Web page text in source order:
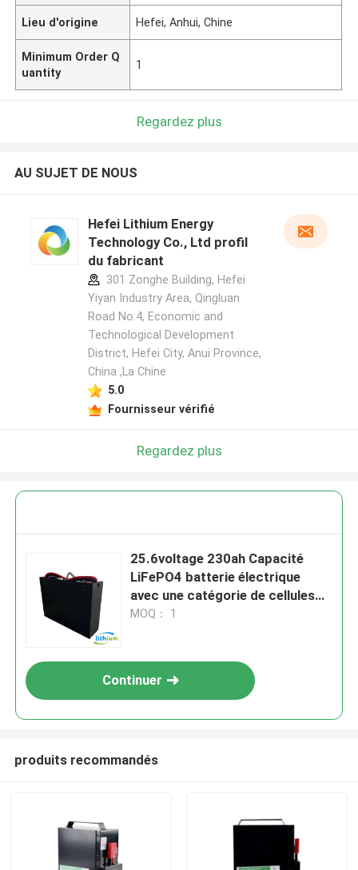
Lieu d'origine Hefei, Anhui, Chine
Minimum Order Q
uantity
1
Regardez plus
AU SUJET DE NOUS
Hefei Lithium Energy
Technology Co., Ltd profil
du fabricant
301 Zonghe Building, Hefei
Yiyan Industry Area, Qingluan
Road No.4, Economic and
Technological Development
District, Hefei City, Anui Province,
China ,La Chine
5.0
Fournisseur vérifié
Regardez plus
25.6voltage 230ah Capacité
LiFePO4 batterie électrique
avec une catégorie de cellules
de lithium Eve
MOQ： 1
Continuer
produits recommandés